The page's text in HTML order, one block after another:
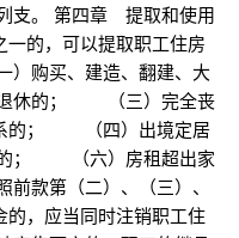
。 第四章 提取和使用
的，可以提取职工住房
购买、建造、翻建、大
休的； （三）完全丧
系的； （四）出境定居
； （六）房租超出家
款第（二）、（三）、
的，应当同时注销职工住